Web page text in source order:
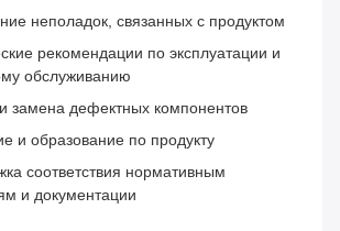
неполадок, связанных с продуктом
рекомендации по эксплуатации и
обслуживанию
замена дефектных компонентов
и образование по продукту
соответствия нормативным
и документации